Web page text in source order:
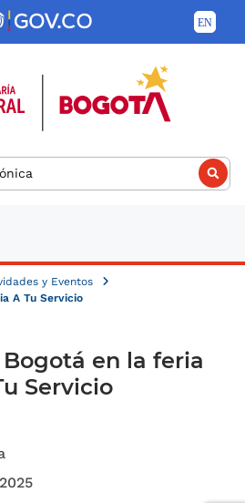
y Eventos
A Tu Servicio
en la feria
Servicio